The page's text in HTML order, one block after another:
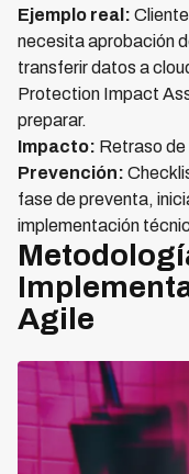
Ejemplo real:
necesita aprobación
transferir datos a
Protection Impact
preparar.
Impacto: Retraso de
Prevención:
fase de preventa,
implementación
Agile